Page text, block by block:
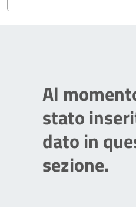
Al
stato
dato in
sezione.